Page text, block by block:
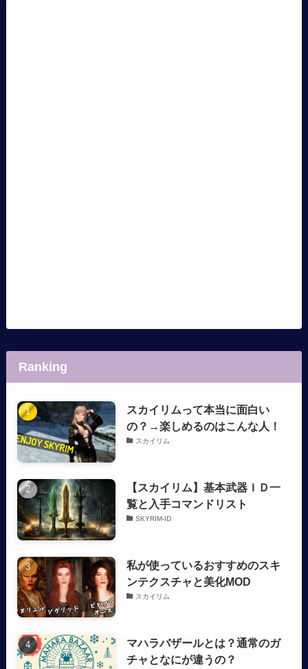
Ranking
スカイリムって本当に面白い
の？→楽しめるのはこんな人！
スカイリム
【スカイリム】基本武器ＩＤ一
覧と入手コマンドリスト
SKYRIM-ID
私が使っているおすすめのスキ
ンテクスチャと美化MOD
スカイリム
マハラバザールとは？通常のガ
チャとなにが違うの？